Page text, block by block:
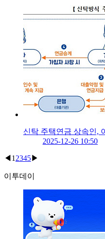
신탁 주택연금 상속인,
2025-12-26 10:50
◀ 1 2345▶
이투데이